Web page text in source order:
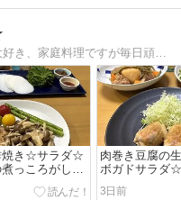
食べる事もお酒も大好き、旅行も大好き、家庭料理ですが毎日頑張っています。
焼き☆サラダ☆
煮っころがし☆
肉巻き豆腐の
ボガドサラダ
煮物☆嬉しい
3日前